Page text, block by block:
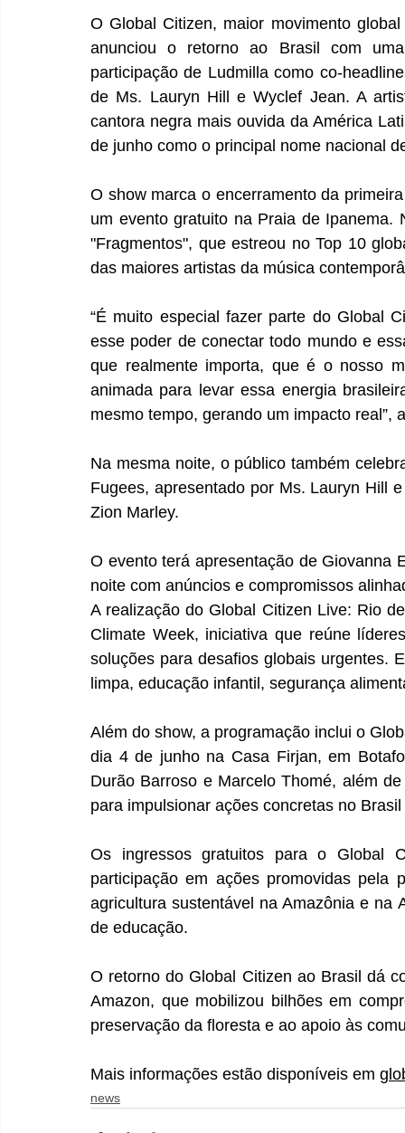
O Global Citizen, maior movimento
anunciou o retorno ao Brasil com
participação de Ludmilla como co-
de Ms. Lauryn Hill e Wyclef Jean. A
cantora negra mais ouvida da América
de junho como o principal nome nacional
O show marca o encerramento da
um evento gratuito na Praia de Ipanema.
"Fragmentos", que estreou no Top 10
das maiores artistas da música
“É muito especial fazer parte do Global
esse poder de conectar todo mundo e
que realmente importa, que é o nosso
animada para levar essa energia
mesmo tempo, gerando um impacto real”,
Na mesma noite, o público também
Fugees, apresentado por Ms. Lauryn Hill
Zion Marley.
O evento terá apresentação de Giovanna
noite com anúncios e compromissos
A realização do Global Citizen Live: Rio
Climate Week, iniciativa que reúne
soluções para desafios globais urgentes.
limpa, educação infantil, segurança
Além do show, a programação inclui o
dia 4 de junho na Casa Firjan, em
Durão Barroso e Marcelo Thomé, além
para impulsionar ações concretas no
Os ingressos gratuitos para o Global
participação em ações promovidas pela
agricultura sustentável na Amazônia e na
de educação.
O retorno do Global Citizen ao Brasil dá
Amazon, que mobilizou bilhões em
preservação da floresta e ao apoio às
Mais informações estão disponíveis em
news